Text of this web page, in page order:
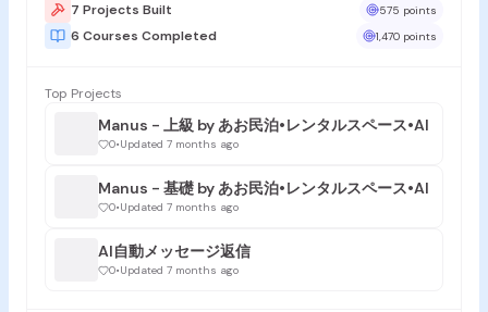
7 Projects Built
575 points
6 Courses Completed 1,470 points
Top Projects
Manus - 上級 by あお民泊•レンタルスペース•AI
0•Updated 7 months ago
Manus - 基礎 by あお民泊•レンタルスペース•AI
0•Updated 7 months ago
AI自動メッセージ返信
0•Updated 7 months ago